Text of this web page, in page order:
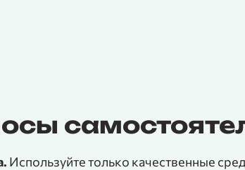
Используйте только качественные